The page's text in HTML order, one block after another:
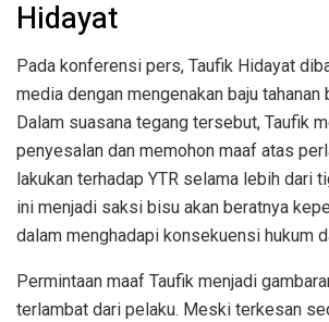
Hidayat
Pada konferensi pers, Taufik Hidayat
media dengan mengenakan baju tahanan
Dalam suasana tegang tersebut, Taufik
penyesalan dan memohon maaf atas
lakukan terhadap YTR selama lebih dari
ini menjadi saksi bisu akan beratnya
dalam menghadapi konsekuensi hukum
Permintaan maaf Taufik menjadi
terlambat dari pelaku. Meski terkesan